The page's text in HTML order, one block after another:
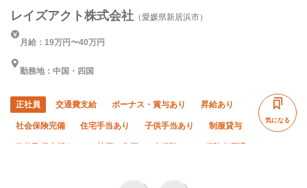
レイズアクト株式会社 （愛媛県新居浜市）
月給：19万円〜40万円
勤務地：中国・四国
正社員 交通費支給 ボーナス・賞与あり 昇給あり
社会保険完備 住宅手当あり 子供手当あり 制服貸与
気になる